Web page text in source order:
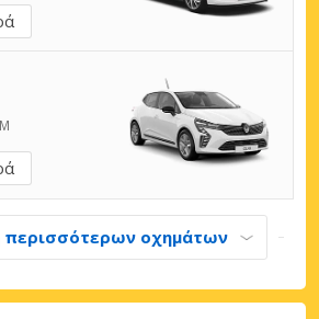
M
περισσότερων οχημάτων